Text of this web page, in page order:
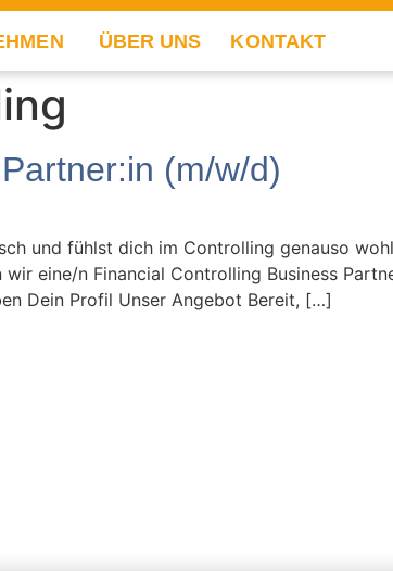
ÜBER UNS KONTAKT
(m/w/d)
und fühlst dich im Controlling genauso
wir eine/n Financial Controlling Business
Dein Profil Unser Angebot Bereit, […]